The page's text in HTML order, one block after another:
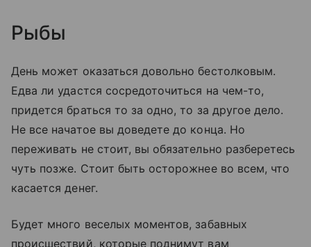
Рыбы
День может оказаться довольно бестолковым.
Едва ли удастся сосредоточиться на чем-то,
придется браться то за одно, то за другое дело.
Не все начатое вы доведете до конца. Но
переживать не стоит, вы обязательно разберетесь
чуть позже. Стоит быть осторожнее во всем, что
касается денег.
Будет много веселых моментов, забавных
происшествий, которые поднимут вам